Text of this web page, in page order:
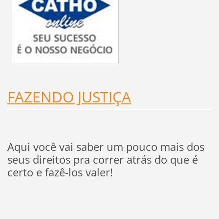
FAZENDO JUSTIÇA
Aqui você vai saber um pouco mais dos
seus direitos pra correr atrás do que é
certo e fazê-los valer!